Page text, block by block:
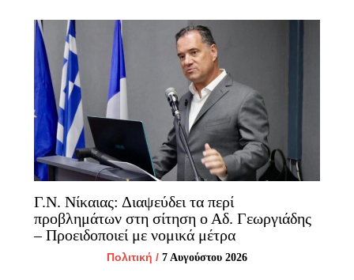
Γ.Ν. Νίκαιας: Διαψεύδει τα περί
προβλημάτων στη σίτηση ο Αδ. Γεωργιάδης
– Προειδοποιεί με νομικά μέτρα
Πολιτική / 7 Αυγούστου 2026